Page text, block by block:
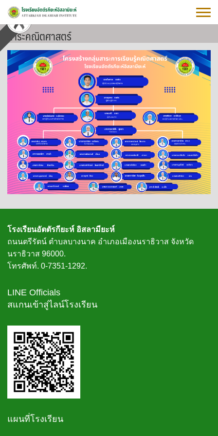
Skip
content
สาระคณิตศาสตร์
โรงเรียนอัตตัรกียะห์ อิสลามียะห์
ถนนตรีรัตน์ ตำบลบางนาค อำเภอเมืองนราธิวาส จังหวัด
นราธิวาส 96000.
โทรศัพท์. 0-7351-1292.
LINE Officials
สแกนเข้าสู่ไลน์โรงเรียน
แผนที่โรงเรียน